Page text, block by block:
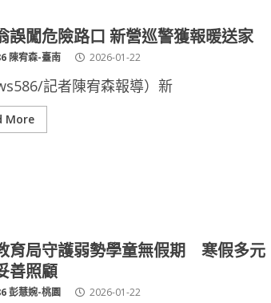
誤闖危險路口 新營巡警獲報暖送家
陳宥森-臺南 2026-01-22
記者陳宥森報導）新
More
育局守護弱勢學童無假期 寒假多元
善照顧
彭慧婉-桃園 2026-01-22